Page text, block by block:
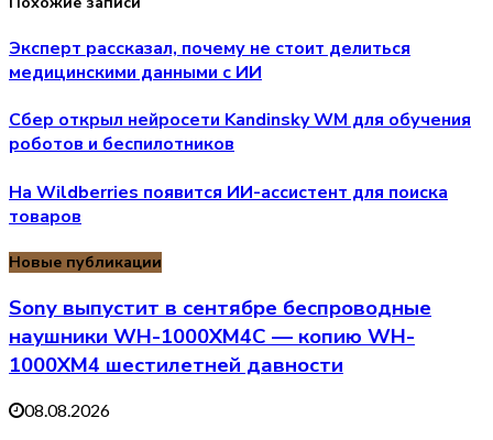
Эксперт рассказал, почему не стоит делиться
медицинскими данными с ИИ
Сбер открыл нейросети Kandinsky WM для обучения
роботов и беспилотников
На Wildberries появится ИИ-ассистент для поиска
товаров
Новые публикации
Sony выпустит в сентябре беспроводные
наушники WH-1000XM4C — копию WH-
1000XM4 шестилетней давности
08.08.2026